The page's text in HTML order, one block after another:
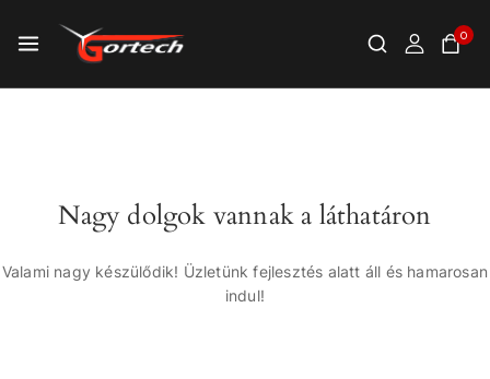
0
Nagy dolgok vannak a láthatáron
Valami nagy készülődik! Üzletünk fejlesztés alatt áll és hamarosan
indul!